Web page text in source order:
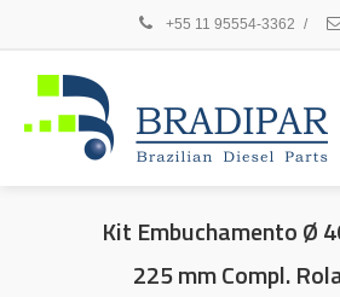
+55 11 95554-3362 /
Kit Embuchamento Ø
225 mm Compl.